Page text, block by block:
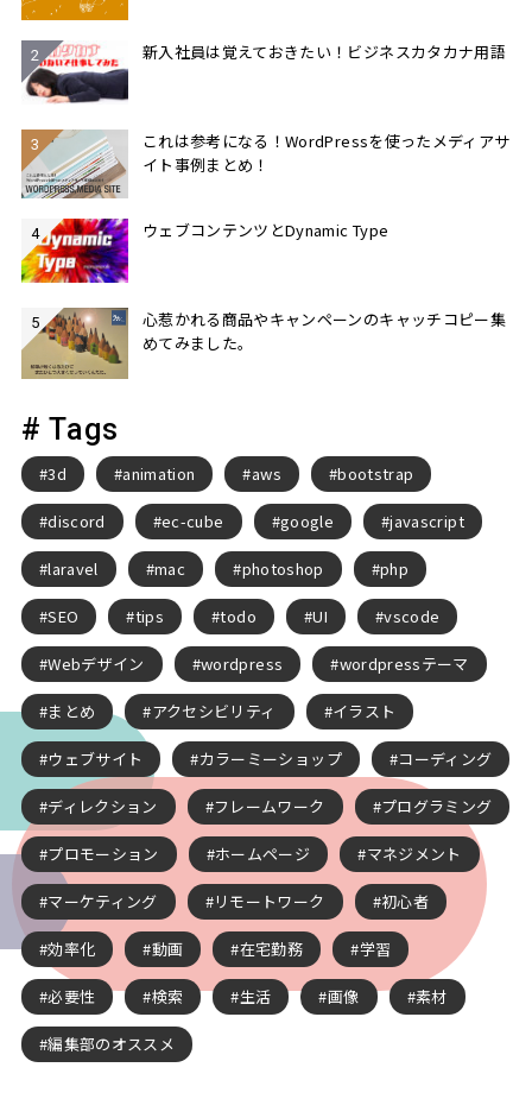
新入社員は覚えておきたい！ビジネスカタカナ用語
これは参考になる！WordPressを使ったメディアサ
イト事例まとめ！
ウェブコンテンツとDynamic Type
心惹かれる商品やキャンペーンのキャッチコピー集
めてみました。
# Tags
3d animation aws bootstrap
discord ec-cube google javascript
laravel mac photoshop php
SEO tips todo UI vscode
Webデザイン wordpress wordpressテーマ
まとめ アクセシビリティ イラスト
ウェブサイト カラーミーショップ コーディング
ディレクション フレームワーク プログラミング
プロモーション ホームページ マネジメント
マーケティング リモートワーク 初心者
効率化 動画 在宅勤務 学習
必要性 検索 生活 画像 素材
編集部のオススメ